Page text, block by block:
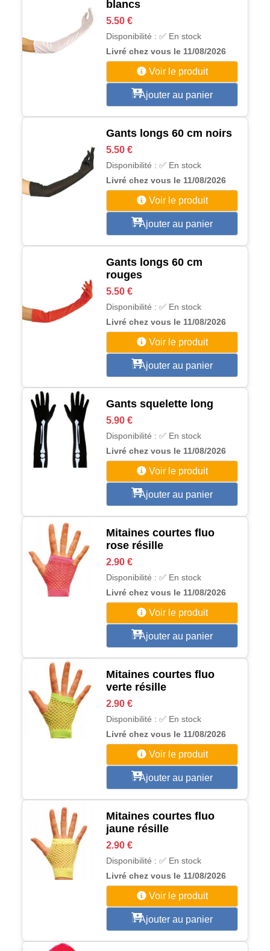
blancs
5.50 €
Disponibilité : ✅ En stock
Livré chez vous le 11/08/2026
Voir le produit
Ajouter au panier
Gants longs 60 cm noirs
5.50 €
Disponibilité : ✅ En stock
Livré chez vous le 11/08/2026
Voir le produit
Ajouter au panier
Gants longs 60 cm
rouges
5.50 €
Disponibilité : ✅ En stock
Livré chez vous le 11/08/2026
Voir le produit
Ajouter au panier
Gants squelette long
5.90 €
Disponibilité : ✅ En stock
Livré chez vous le 11/08/2026
Voir le produit
Ajouter au panier
Mitaines courtes fluo
rose résille
2.90 €
Disponibilité : ✅ En stock
Livré chez vous le 11/08/2026
Voir le produit
Ajouter au panier
Mitaines courtes fluo
verte résille
2.90 €
Disponibilité : ✅ En stock
Livré chez vous le 11/08/2026
Voir le produit
Ajouter au panier
Mitaines courtes fluo
jaune résille
2.90 €
Disponibilité : ✅ En stock
Livré chez vous le 11/08/2026
Voir le produit
Ajouter au panier